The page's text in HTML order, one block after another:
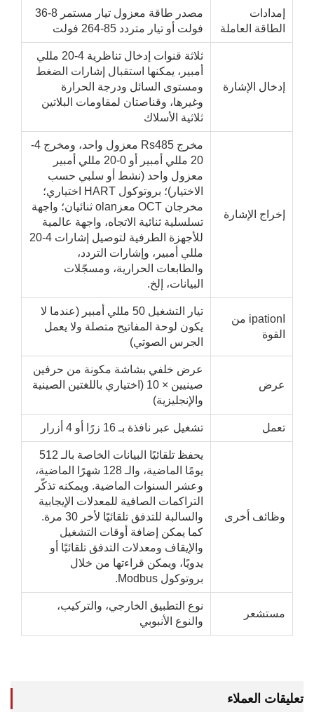
العاملة
مصدر طاقة معزول تيار مستمر 8-36
فولت أو تيار متردد 85-264 فولت
الإشارة
ثلاثة قنوات إدخال تناظرية 4-20 مللي
أمبير، يمكنها استقبال إشارات الضغط
ومستوى السائل ودرجة الحرارة
وغيرها، وقناصتان لمقاومات البلاتين
ثلاثية الأسلاك
الإشارة
مخرج Rs485 معزول واحد، ومخرج 4-
20 مللي أمبير أو 0-20 مللي أمبير
معزول واحد (نشط أو سلبي حسب
الاختيار)؛ بروتوكول HART اختياري؛
مخرجان OCT معزolan ثنائيان؛ واجهة
تسلسلية ثنائية الاتجاه، واجهة عالمية
للأجهزة الطرفية لتوصيل إشارات 4-20
مللي أمبير، وإشارات التردد،
والطابعات الحرارية، ومسجّلات
البيانات، إلخ.
اipation من
تيار التشغيل 50 مللي أمبير (عندما لا
يكون لوحة المفاتيح متصلة ولا يعمل
الجرس الصوتي)
عرض خلفي بشاشة مكونة من حرفين
صينيين × 10 (اختياري باللغتين الصينية
والإنجليزية)
تشغيل عبر نافذة بـ 16 زرًا أو 4 أزرار
أخرى
يحفظ تلقائيًا البيانات الخاصة بالـ 512
يومًا الماضية، والـ 128 شهرًا الماضية،
وعشر السنوات الماضية. ويمكنه تذكّر
التراكمات الصافية للمعدلات الإيجابية
والسالبة للتدفق تلقائيًا لأخر 30 مرة.
كما يمكن إضافة أوقات التشغيل
والإيقاف ومعدلات التدفق تلقائيًا أو
يدويًا، ويمكن قراءتها من خلال
بروتوكول Modbus.
نوع التطبيق الخارجي، والتركيب،
والنوع الأنبوبي
العملاء